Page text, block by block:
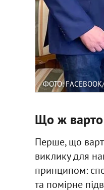
ФОТО: FACEBOOK/
Що ж
Перше, що
виклику для
принципом:
та помірне